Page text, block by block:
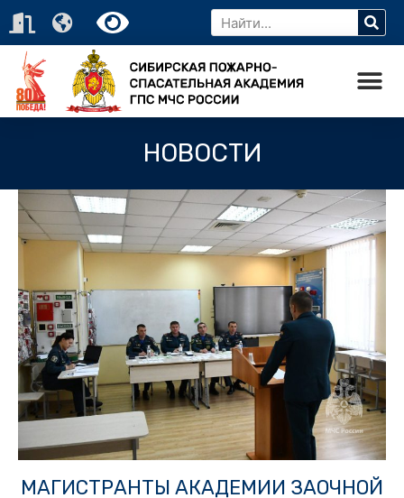
НОВОСТИ
МАГИСТРАНТЫ АКАДЕМИИ ЗАОЧНОЙ